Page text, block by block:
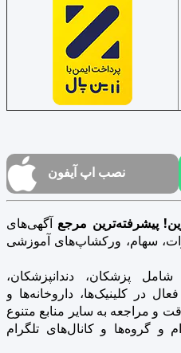
نصب اپ آیفون
پیشرفته‌ترین مرجع آگهی‌های
سهام، ورکشاپ‌های آموزشی
پزشکان، دندانپزشکان،
در کلینیک‌ها، داروخانه‌ها و
و مراجعه به سایر منابع متنوع
و گروه‌ها و کانال‌های تلگرام